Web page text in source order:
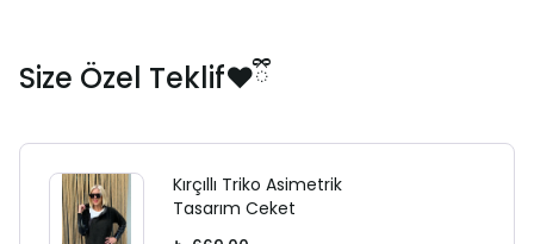
Size Özel Teklif❤️ྀི
Kırçıllı Triko Asimetrik
Tasarım Ceket